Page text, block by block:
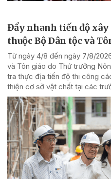
Đẩy nhanh tiến độ
thuộc Bộ Dân tộc và
Từ ngày 4/8 đến ngày 7/8/
và Tôn giáo do Thứ trưởng
tra thực địa tiến độ thi công
thiện cơ sở vật chất tại các